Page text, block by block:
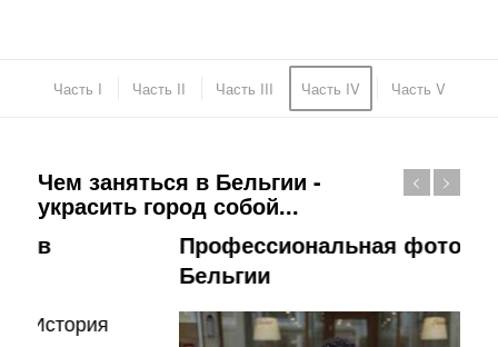
Часть I Часть II Часть III Часть IV Часть V
Чем заняться в Бельгии -
украсить город собой...
Профессиональная фотосессия в